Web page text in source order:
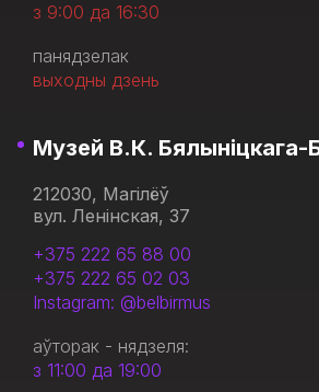
з 9:00 да 16:30
панядзелак
выходны дзень
Музей В.К. Бялыніцкага-
212030, Магілёў
вул. Ленінская, 37
+375 222 65 88 00
+375 222 65 02 03
Instagram: @belbirmus
аўторак - нядзеля:
з 11:00 да 19:00